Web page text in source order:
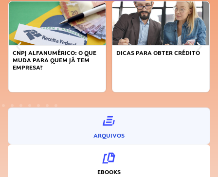
DICAS PARA OBTER CRÉDITO
FAÇA A DIFERENÇA: SEJA
ARQUIVOS
EBOOKS